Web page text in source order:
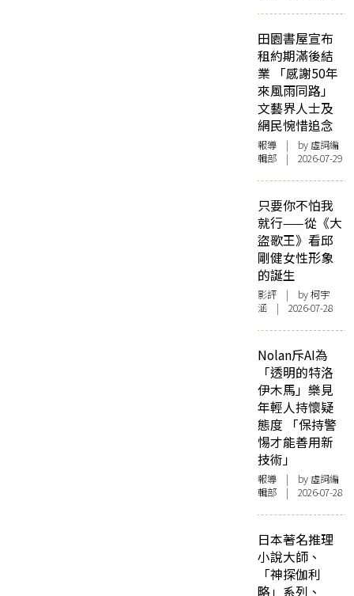
田園書屋宣布
租約期滿後結
業 「感謝50年
來風雨同路」
文藝界人士及
網民惋惜追念
報導 | by 虛詞編
輯部 | 2026-07-29
只要你不怕我
就行——從《大
盜歌王》看邱
剛健女性形象
的誕生
影評 | by 柯宇
涵 | 2026-07-28
Nolan斥AI為
「透明的特洛
伊木馬」樂見
年輕人持懷疑
態度 「保持警
惕才能善用新
技術」
報導 | by 虛詞編
輯部 | 2026-07-28
日本著名推理
小說大師、
「神探伽利
略」系列、